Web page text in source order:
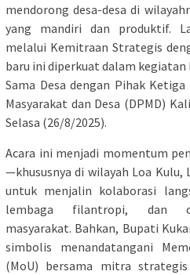
mendorong desa-desa di
yang mandiri dan produktif.
melalui Kemitraan Strategis
baru ini diperkuat dalam kegiatan
Sama Desa dengan Pihak
Masyarakat dan Desa (DPMD)
Selasa (26/8/2025).
Acara ini menjadi momentum
—khususnya di wilayah Loa Kulu,
untuk menjalin kolaborasi
lembaga filantropi, dan
masyarakat. Bahkan, Bupati
simbolis menandatangani
(MoU) bersama mitra